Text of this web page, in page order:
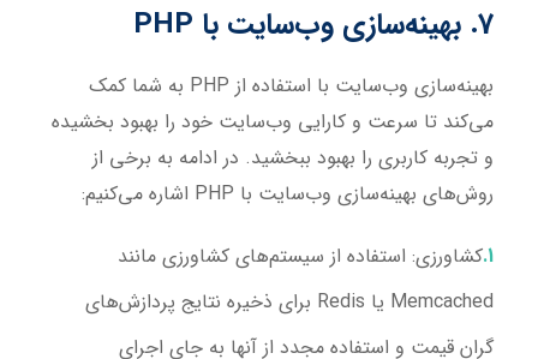
7. بهینه‌سازی وب‌سایت با PHP
بهینه‌سازی وب‌سایت با استفاده از PHP به شما کمک
می‌کند تا سرعت و کارایی وب‌سایت خود را بهبود بخشیده
و تجربه کاربری را بهبود ببخشید. در ادامه به برخی از
روش‌های بهینه‌سازی وب‌سایت با PHP اشاره می‌کنیم:
کشاورزی: استفاده از سیستم‌های کشاورزی مانند
Memcached یا Redis برای ذخیره نتایج پردازش‌های
گران قیمت و استفاده مجدد از آنها به جای اجرای